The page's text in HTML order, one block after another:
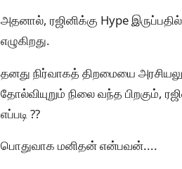
அதனால், ரஜினிக்கு Hype
எழுகிறது.
தனது நிர்வாகத் திறமையை
தோல்வியுறும் நிலை வந்த பிறகும்,
எப்படி ??
பொதுவாக மனிதன் என்பவன்....